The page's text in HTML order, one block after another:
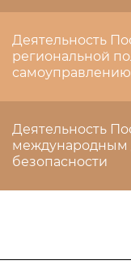
Деятельность
региональной
самоуправлению
Деятельность
международным
безопасности